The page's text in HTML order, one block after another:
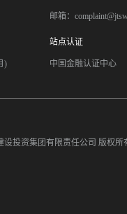
邮箱：
)
站点认证
中国金融认证中心
设投资集团有限责任公司 版权所